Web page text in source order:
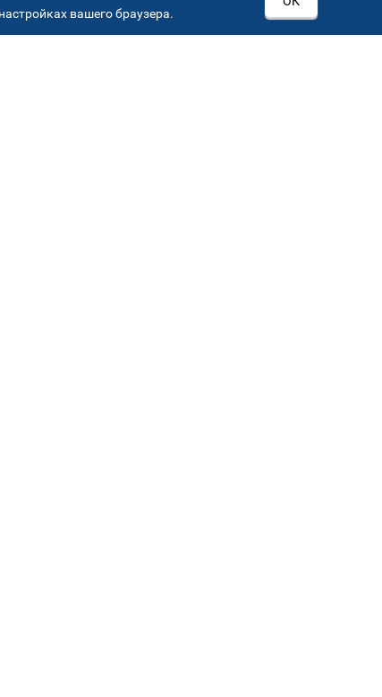
вашего браузера.